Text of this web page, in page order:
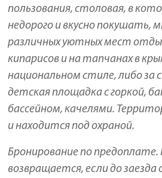
пользования, столовая, в
недорого и вкусно покушать,
различных уютных мест
кипарисов и на тапчанах в
национальном стиле, либо за
детская площадка с горкой,
бассейном, качелями.
и находится под охраной.
Бронирование по
возвращается, если до заезда